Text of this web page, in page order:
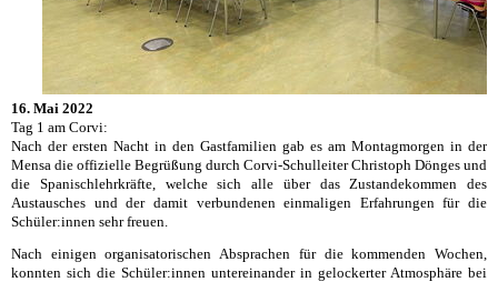
16. Mai 2022
Tag 1 am Corvi:
Nach der ersten Nacht in den Gastfamilien gab es am Montagmorgen in der
Mensa die offizielle Begrüßung durch Corvi-Schulleiter Christoph Dönges und
die Spanischlehrkräfte, welche sich alle über das Zustandekommen des
Austausches und der damit verbundenen einmaligen Erfahrungen für die
Schüler:innen sehr freuen.
Nach einigen organisatorischen Absprachen für die kommenden Wochen,
konnten sich die Schüler:innen untereinander in gelockerter Atmosphäre bei